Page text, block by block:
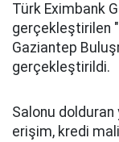
Türk Eximbank
gerçekleştirilen
Gaziantep
gerçekleştirildi.
Salonu dolduran
erişim, kredi